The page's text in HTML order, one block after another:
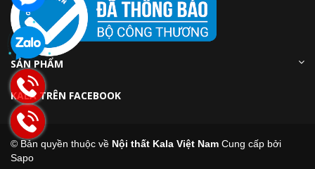
SẢN PHẨM
KALA TRÊN FACEBOOK
© Bản quyền thuộc về Nội thất Kala Việt Nam Cung cấp bởi
Sapo